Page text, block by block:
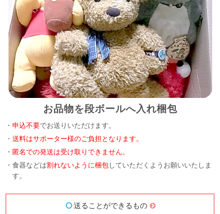
お品物を段ボールへ入れ梱包
・申込不要でお送りいただけます。
・送料はサポーター様のご負担となります。
・ 匿名での発送は受け取りできません。
・食器などは割れないように梱包していただくようお願いいたしま
す。
送ることができるもの